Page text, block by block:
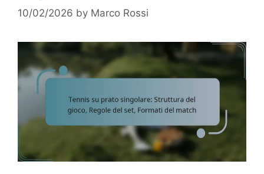
10/02/2026 by Marco Rossi